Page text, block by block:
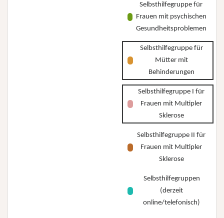
Selbsthilfegruppe für
Frauen mit psychischen
Gesundheitsproblemen
Selbsthilfegruppe für
Mütter mit
Behinderungen
Selbsthilfegruppe I für
Frauen mit Multipler
Sklerose
Selbsthilfegruppe II für
Frauen mit Multipler
Sklerose
Selbsthilfegruppen
(derzeit
online/telefonisch)